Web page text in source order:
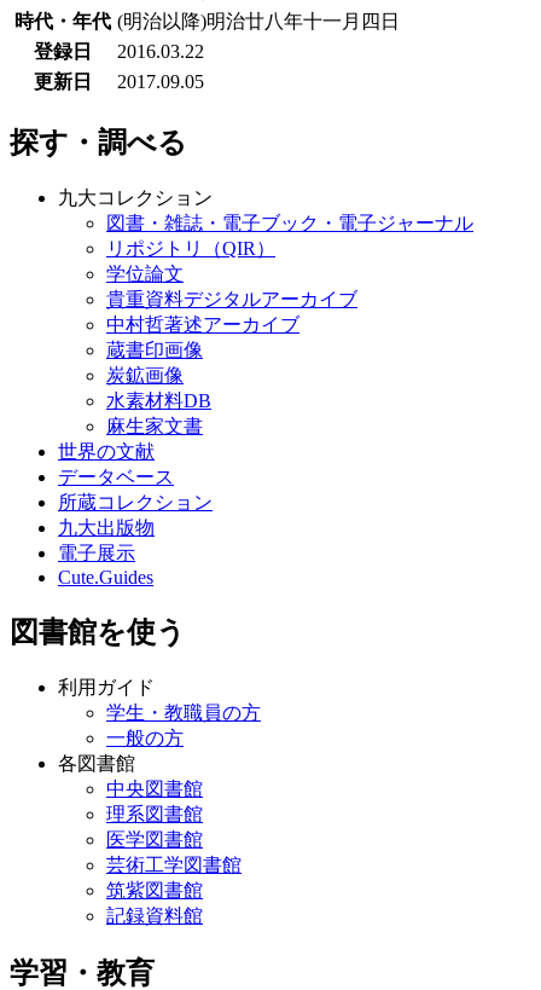
時代・年代 (明治以降)明治廿八年十一月四日
登録日
2016.03.22
更新日
2017.09.05
探す・調べる
九大コレクション
図書・雑誌・電子ブック・電子ジャーナル
リポジトリ（QIR）
学位論文
貴重資料デジタルアーカイブ
中村哲著述アーカイブ
蔵書印画像
炭鉱画像
水素材料DB
麻生家文書
世界の文献
データベース
所蔵コレクション
九大出版物
電子展示
Cute.Guides
図書館を使う
利用ガイド
学生・教職員の方
一般の方
各図書館
中央図書館
理系図書館
医学図書館
芸術工学図書館
筑紫図書館
記録資料館
学習・教育